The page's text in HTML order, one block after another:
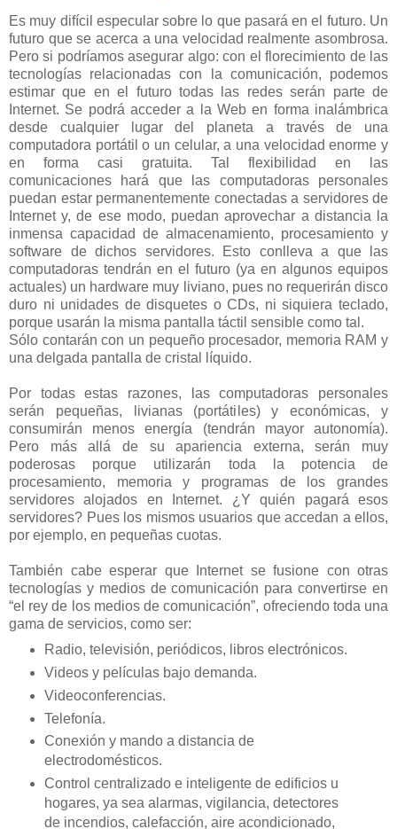
Es muy difícil especular sobre lo que pasará en el futuro. Un
futuro que se acerca a una velocidad realmente asombrosa.
Pero si podríamos asegurar algo: con el florecimiento de las
tecnologías relacionadas con la comunicación, podemos
estimar que en el futuro todas las redes serán parte de
Internet. Se podrá acceder a la Web en forma inalámbrica
desde cualquier lugar del planeta a través de una
computadora portátil o un celular, a una velocidad enorme y
en forma casi gratuita. Tal flexibilidad en las
comunicaciones hará que las computadoras personales
puedan estar permanentemente conectadas a servidores de
Internet y, de ese modo, puedan aprovechar a distancia la
inmensa capacidad de almacenamiento, procesamiento y
software de dichos servidores. Esto conlleva a que las
computadoras tendrán en el futuro (ya en algunos equipos
actuales) un hardware muy liviano, pues no requerirán disco
duro ni unidades de disquetes o CDs, ni siquiera teclado,
porque usarán la misma pantalla táctil sensible como tal.
Sólo contarán con un pequeño procesador, memoria RAM y
una delgada pantalla de cristal líquido.
Por todas estas razones, las computadoras personales
serán pequeñas, livianas (portátiles) y económicas, y
consumirán menos energía (tendrán mayor autonomía).
Pero más allá de su apariencia externa, serán muy
poderosas porque utilizarán toda la potencia de
procesamiento, memoria y programas de los grandes
servidores alojados en Internet. ¿Y quién pagará esos
servidores? Pues los mismos usuarios que accedan a ellos,
por ejemplo, en pequeñas cuotas.
También cabe esperar que Internet se fusione con otras
tecnologías y medios de comunicación para convertirse en
“el rey de los medios de comunicación”, ofreciendo toda una
gama de servicios, como ser:
Radio, televisión, periódicos, libros electrónicos.
Videos y películas bajo demanda.
Videoconferencias.
Telefonía.
Conexión y mando a distancia de
electrodomésticos.
Control centralizado e inteligente de edificios u
hogares, ya sea alarmas, vigilancia, detectores
de incendios, calefacción, aire acondicionado,